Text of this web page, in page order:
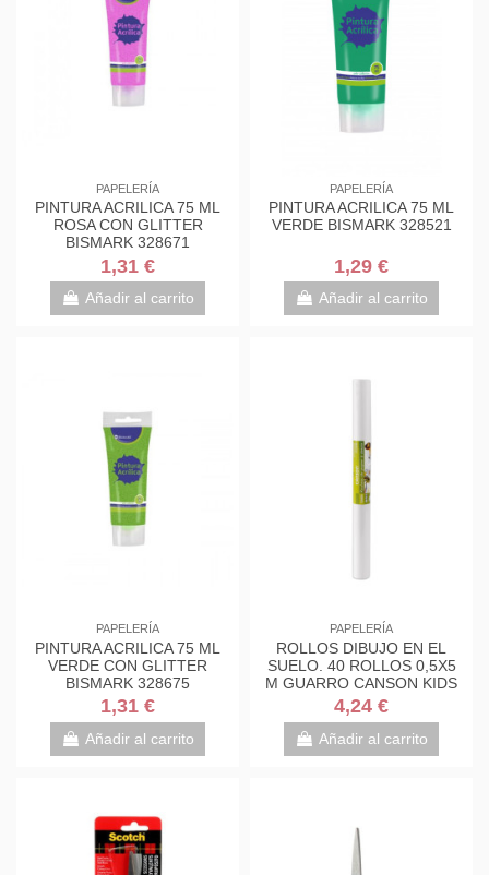
PAPELERÍA
PINTURA ACRILICA 75 ML
ROSA CON GLITTER
BISMARK 328671
1,31 €
Añadir al carrito
PAPELERÍA
PINTURA ACRILICA 75 ML
VERDE BISMARK 328521
1,29 €
Añadir al carrito
PAPELERÍA
PINTURA ACRILICA 75 ML
VERDE CON GLITTER
BISMARK 328675
1,31 €
Añadir al carrito
PAPELERÍA
ROLLOS DIBUJO EN EL
SUELO. 40 ROLLOS 0,5X5
M GUARRO CANSON KIDS
C200003210
4,24 €
Añadir al carrito